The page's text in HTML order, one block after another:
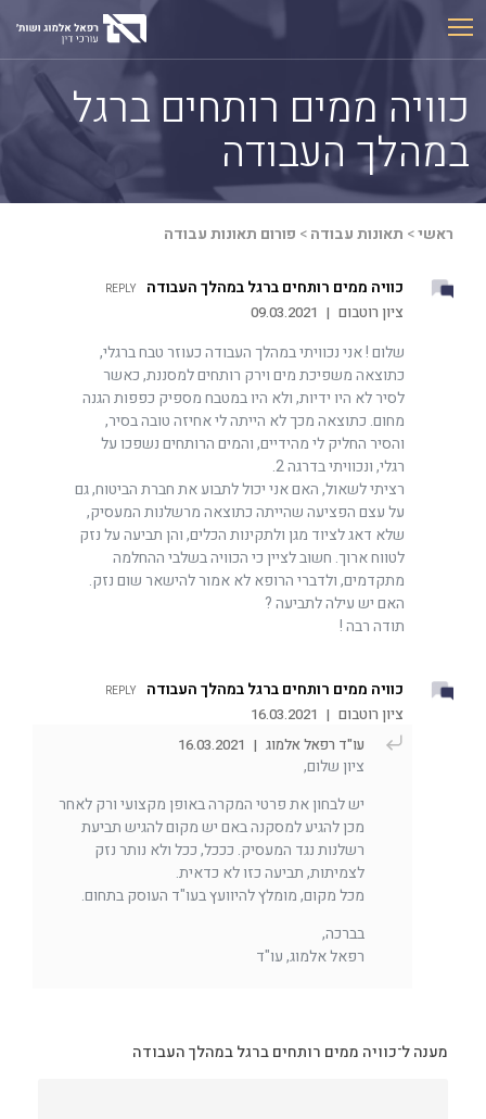
Skip
to
content
כוויה ממים רותחים ברגל
במהלך העבודה
ראשי> תאונות עבודה> פורום תאונות עבודה
כוויה ממים רותחים ברגל במהלך העבודה
ציון רוטבום |
09.03.2021
REPLY
שלום ! אני נכוויתי במהלך העבודה כעוזר טבח ברגלי,
כתוצאה משפיכת מים וירק רותחים למסננת, כאשר
לסיר לא היו ידיות, ולא היו במטבח מספיק כפפות הגנה
מחום. כתוצאה מכך לא הייתה לי אחיזה טובה בסיר,
והסיר החליק לי מהידיים, והמים הרותחים נשפכו על
רגלי, ונכוויתי בדרגה 2.
רציתי לשאול, האם אני יכול לתבוע את חברת הביטוח, גם
על עצם הפציעה שהייתה כתוצאה מרשלנות המעסיק,
שלא דאג לציוד מגן ולתקינות הכלים, והן תביעה על נזק
לטווח ארוך. חשוב לציין כי הכוויה בשלבי ההחלמה
מתקדמים, ולדברי הרופא לא אמור להישאר שום נזק.
האם יש עילה לתביעה ?
תודה רבה !
כוויה ממים רותחים ברגל במהלך העבודה
ציון רוטבום |
16.03.2021
REPLY
עו"ד רפאל אלמוג |
16.03.2021
ציון שלום,
יש לבחון את פרטי המקרה באופן מקצועי ורק לאחר
מכן להגיע למסקנה באם יש מקום להגיש תביעת
רשלנות נגד המעסיק. כככל, ככל ולא נותר נזק
לצמיתות, תביעה כזו לא כדאית.
מכל מקום, מומלץ להיוועץ בעו"ד העוסק בתחום.
בברכה,
רפאל אלמוג, עו"ד
מענה ל־כוויה ממים רותחים ברגל במהלך העבודה